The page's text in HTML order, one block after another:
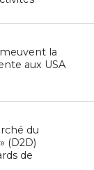
la
aux USA
du
(D2D)
de